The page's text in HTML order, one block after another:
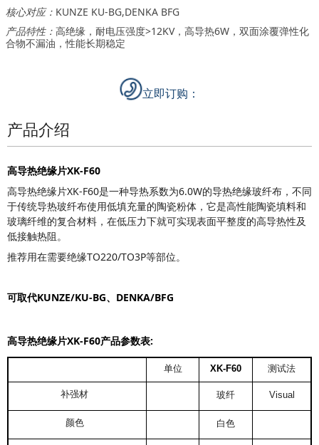
核心对应： KUNZE KU-BG,DENKA BFG
产品特性： 高绝缘，耐电压强度>12KV，高导热6W，双面涂覆弹性化
合物不漏油，性能长期稳定
立即订购：
产品介绍
高导热绝缘片XK-F60
高导热绝缘片XK-F60是一种导热系数为6.0W的导热绝缘玻纤布， 不同
于传统导热玻纤布使用低填充量的陶瓷粉体，它是高性能陶瓷填料和
玻璃纤维的复合材料，在低压力下就可实现表面平整度的高导热性及
低接触热阻。
推荐用在需要绝缘TO220/TO3P等部位。
可取代KUNZE/KU-BG、DENKA/BFG
高导热绝缘片XK-F60产品参数表:
单位 XK-F60 测试法
补强材 玻纤 Visual
颜色 白色